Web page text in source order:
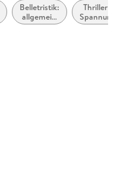
Belletristik:
allgemein
und
Thriller /